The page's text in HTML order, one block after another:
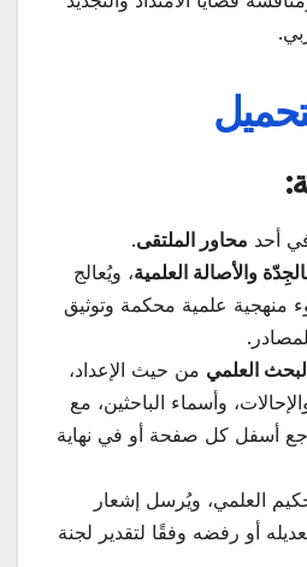
أحد محاور الملتقى.
والأصالة العلمية، ويُعالج
علمية محكمة وتوثيق
العلمي من حيث الإعداد،
وأسماء الباحثين، مع
أسفل كل صفحة أو في نهاية
العلمي، ويُرسل إشعار
أو رفضه وفقًا لتقدير لجنة